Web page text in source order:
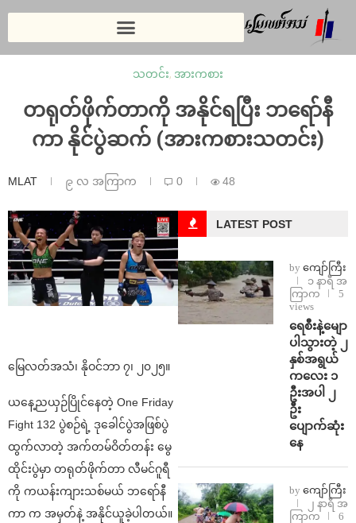
သတင်း, အားကစား
တရုတ်ဖိုက်တာကို အနိုင်ရပြီး ဘရော်နီ
ကာ နိုင်ပွဲဆက် (အားကစားသတင်း)
MLAT ၉ လ အကြာက 0 48
မြေလတ်အသံ၊ နိုဝင်ဘာ ၇၊ ၂၀၂၅။
ယနေ့ညယှဉ်ပြိုင်နေတဲ့ One Friday
Fight 132 ပွဲစဉ်ရဲ့ ဒုခေါင်ပွဲအဖြစ်ပွဲ
ထွက်လာတဲ့ အက်တမ်ဝိတ်တန်း မွေ
ထိုင်းပွဲမှာ တရုတ်ဖိုက်တာ လီမင်ဂူရီ
ကို ကယန်းကျားသစ်မယ် ဘရော်နီ
ကာ က အမှတ်နဲ့ အနိုင်ယူခဲ့ပါတယ်။
LATEST POST
by ကျော်ကြီး
၁ နာရီ အ
ကြာက
5
views
ရေစီးနဲ့မျော
ပါသွားတဲ့ ၂
နှစ်အရွယ်
ကလေး ၁
ဦးအပါ ၂
ဦး
ပျောက်ဆုံး
နေ
by ကျော်ကြီး
၂ နာရီ အ
ကြာက
6